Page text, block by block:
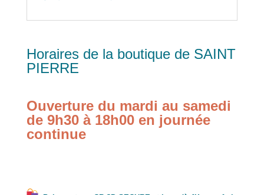
Horaires de la boutique de SAINT
PIERRE
Ouverture du mardi au samedi
de 9h30 à 18h00 en journée
continue